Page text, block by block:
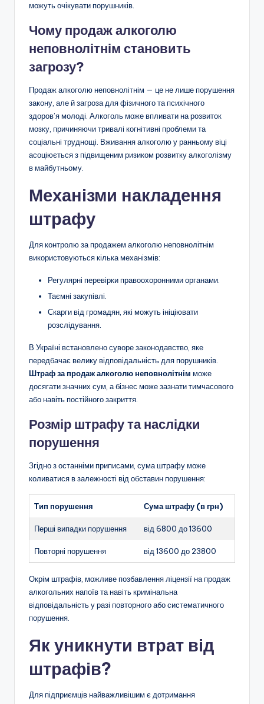
можуть очікувати порушників.
Чому продаж алкоголю
неповнолітнім становить
загрозу?
Продаж алкоголю неповнолітнім — це не лише порушення
закону, але й загроза для фізичного та психічного
здоров’я молоді. Алкоголь може впливати на розвиток
мозку, причиняючи тривалі когнітивні проблеми та
соціальні труднощі. Вживання алкоголю у ранньому віці
асоціюється з підвищеним ризиком розвитку алкоголізму
в майбутньому.
Механізми накладення
штрафу
Для контролю за продажем алкоголю неповнолітнім
використовуються кілька механізмів:
Регулярні перевірки правоохоронними органами.
Таємні закупівлі.
Скарги від громадян, які можуть ініціювати
розслідування.
В Україні встановлено суворе законодавство, яке
передбачає велику відповідальність для порушників.
Штраф за продаж алкоголю неповнолітнім може
досягати значних сум, а бізнес може зазнати тимчасового
або навіть постійного закриття.
Розмір штрафу та наслідки
порушення
Згідно з останніми приписами, сума штрафу може
коливатися в залежності від обставин порушення:
Тип порушення Сума штрафу (в грн)
Перші випадки порушення від 6800 до 13600
Повторні порушення від 13600 до 23800
Окрім штрафів, можливе позбавлення ліцензії на продаж
алкогольних напоїв та навіть кримінальна
відповідальність у разі повторного або систематичного
порушення.
Як уникнути втрат від
штрафів?
Для підприємців найважливішим є дотримання